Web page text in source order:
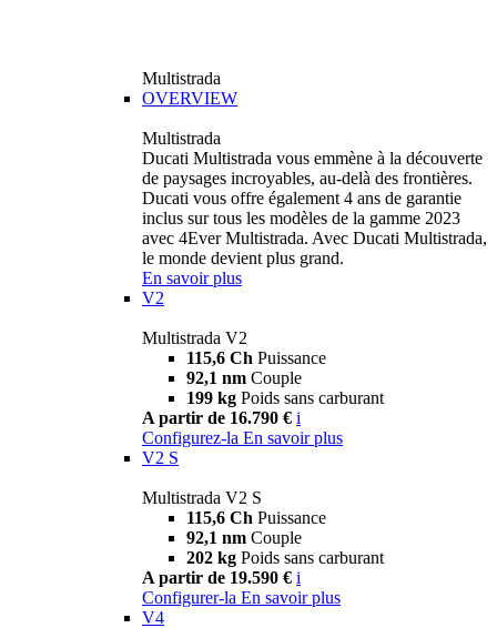
Multistrada
OVERVIEW
Multistrada
Ducati Multistrada vous emmène à la découverte
de paysages incroyables, au-delà des frontières.
Ducati vous offre également 4 ans de garantie
inclus sur tous les modèles de la gamme 2023
avec 4Ever Multistrada. Avec Ducati Multistrada,
le monde devient plus grand.
En savoir plus
V2
Multistrada V2
115,6 Ch Puissance
92,1 nm Couple
199 kg Poids sans carburant
A partir de 16.790 € i
Configurez-la En savoir plus
V2 S
Multistrada V2 S
115,6 Ch Puissance
92,1 nm Couple
202 kg Poids sans carburant
A partir de 19.590 € i
Configurer-la En savoir plus
V4